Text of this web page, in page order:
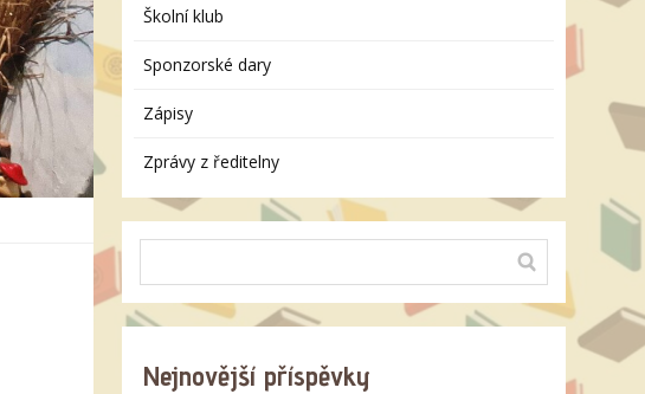
Školní klub
Sponzorské dary
Zápisy
Zprávy z ředitelny
Nejnovější příspěvky